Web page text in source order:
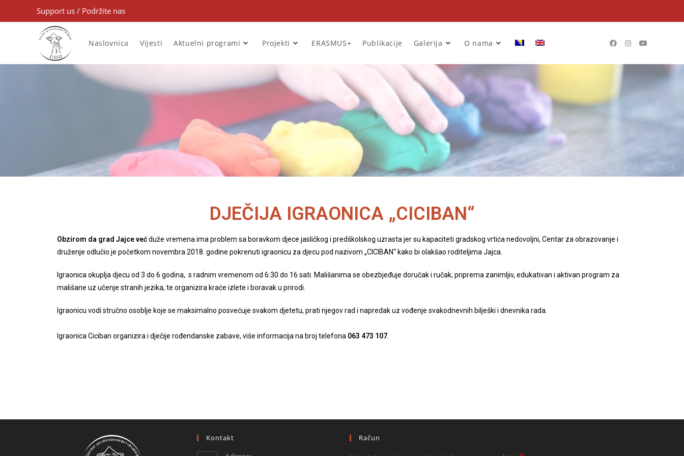
Support us / Podržite nas
Naslovnica Vijesti Aktuelni programi Projekti ERASMUS+ Publikacije Galerija O nama
DJEČIJA IGRAONICA „CICIBAN“
Obzirom da grad Jajce većduže vremena ima problem sa boravkom djece jasličkog i predškolskog uzrasta jer su kapaciteti gradskog vrtića nedovoljni, Centar za obrazovanje i
druženje odlučio je početkom novembra 2018. godine pokrenuti igraonicu za djecu pod nazivom „CICIBAN“ kako bi olakšao roditeljima Jajca.
Igraonica okuplja djecu od 3 do 6 godina, s radnim vremenom od 6:30 do 16 sati. Mališanima se obezbjeđuje doručak i ručak, priprema zanimljiv, edukativan i aktivan program za
mališane uz učenje stranih jezika, te organizira kraće izlete i boravak u prirodi.
Igraonicu vodi stručno osoblje koje se maksimalno posvećuje svakom djetetu, prati njegov rad i napredak uz vođenje svakodnevnih bilješki i dnevnika rada.
Igraonica Ciciban organizira i dječije rođendanske zabave, više informacija na broj telefona 063 473 107
Kontakt Račun